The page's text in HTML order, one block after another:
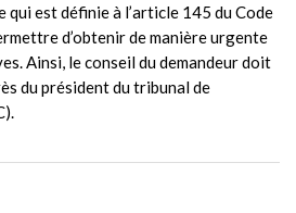
qui est définie à l’article 145 du Code
d’obtenir de manière urgente
Ainsi, le conseil du demandeur doit
du président du tribunal de